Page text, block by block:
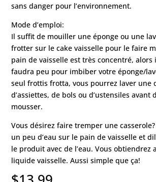
sans danger pour l’environnement.
Mode d’emploi:
Il suffit de mouiller une éponge ou une
frotter sur le cake vaisselle pour le faire
pain de vaisselle est très concentré, alors
faudra peu pour imbiber votre éponge/
seul frottis frotta, vous pourrez laver une
d’assiettes, de bols ou d’ustensiles avant
mousser.
Vous désirez faire tremper une
un peu d’eau sur le pain de vaisselle et
le produit avec de l’eau. Vous obtiendrez
liquide vaisselle. Aussi simple que ça!